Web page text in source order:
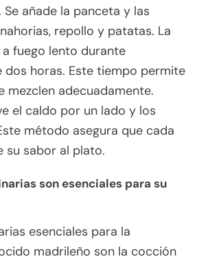
añade la panceta y las
repollo y patatas. La
fuego lento durante
dos horas. Este tiempo permite
mezclen adecuadamente.
el caldo por un lado y los
método asegura que cada
su sabor al plato.
son esenciales para su
esenciales para la
madrileño son la cocción